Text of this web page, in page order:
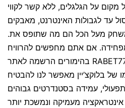
מקום על הגלגלים, ללא קשר לקווי
עד לגבולות האינטרנט, מאבקים
משחק מעל הכל הם מה שתופס את.
אם אתם מחפשים להרוויח
בהימורים הרשמה לאתר RABET777 היא התהליך הקל ביותר
של בלוקצ’יין מאפשר לנו להבטיח
עמידה בסטנדרטים גבוהים
מעמיקה ונמשכת יותר